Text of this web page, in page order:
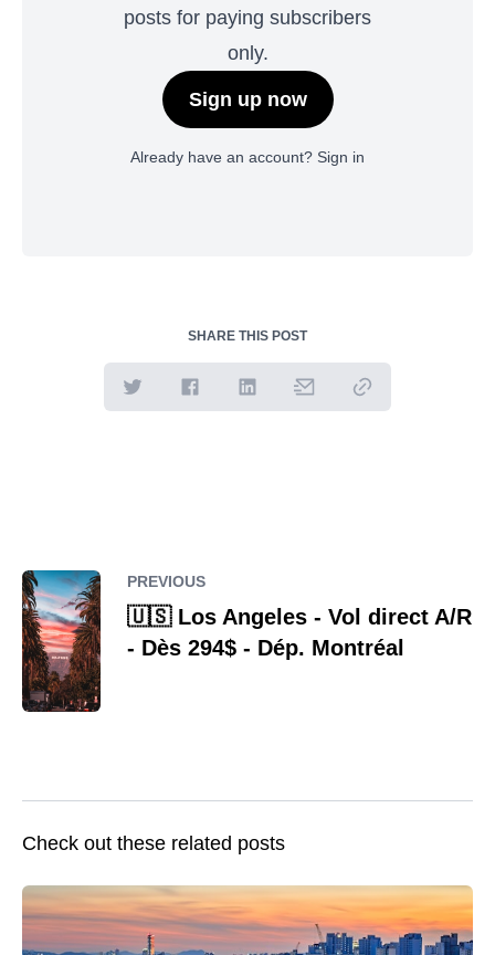
posts for paying subscribers
only.
Sign up now
Already have an account? Sign in
SHARE THIS POST
PREVIOUS
🇺🇸 Los Angeles - Vol direct A/R
- Dès 294$ - Dép. Montréal
Check out these related posts